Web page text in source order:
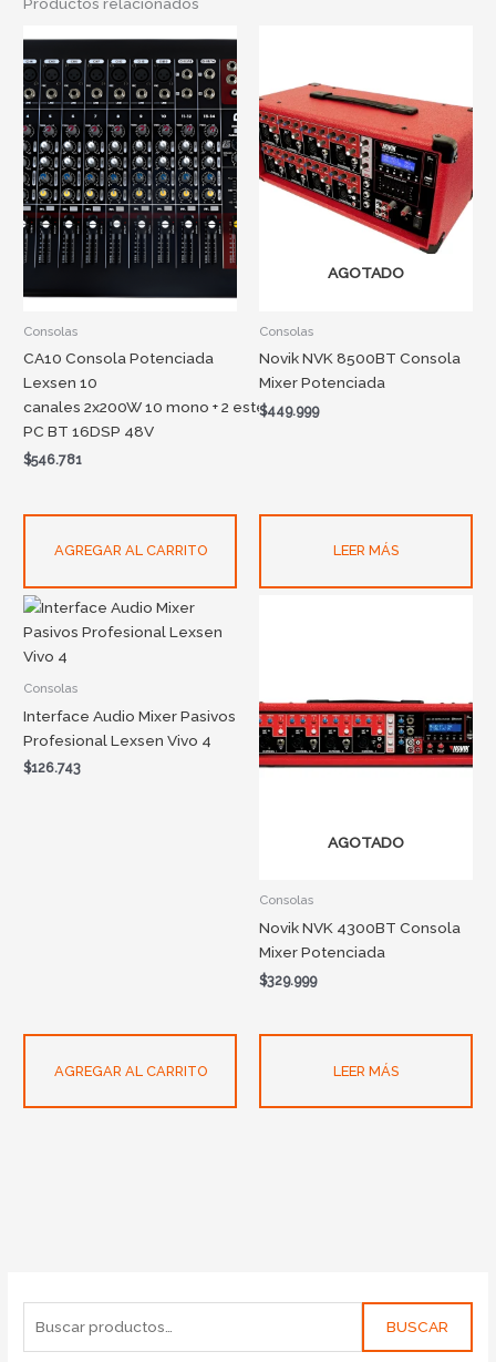
BUSCAR
Consolas
CA10 Consola Potenciada
Lexsen 10
canales 2x200W 10 mono + 2 estéreo USB-
PC BT 16DSP 48V
$546.781
AGREGAR AL CARRITO
AGOTADO
Consolas
Novik NVK 8500BT Consola
Mixer Potenciada
$449.999
LEER MÁS
Consolas
Interface Audio Mixer Pasivos
Profesional Lexsen Vivo 4
$126.743
AGREGAR AL CARRITO
AGOTADO
Consolas
Novik NVK 4300BT Consola
Mixer Potenciada
$329.999
LEER MÁS